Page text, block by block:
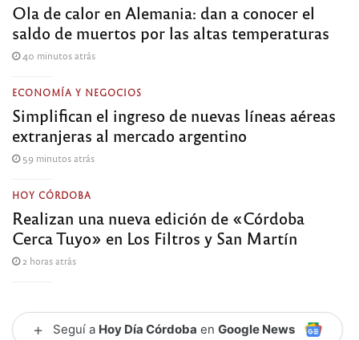
Ola de calor en Alemania: dan a conocer el
saldo de muertos por las altas temperaturas
40 minutos atrás
ECONOMÍA Y NEGOCIOS
Simplifican el ingreso de nuevas líneas aéreas
extranjeras al mercado argentino
59 minutos atrás
HOY CÓRDOBA
Realizan una nueva edición de «Córdoba
Cerca Tuyo» en Los Filtros y San Martín
2 horas atrás
+ Seguí a Hoy Día Córdoba en Google News